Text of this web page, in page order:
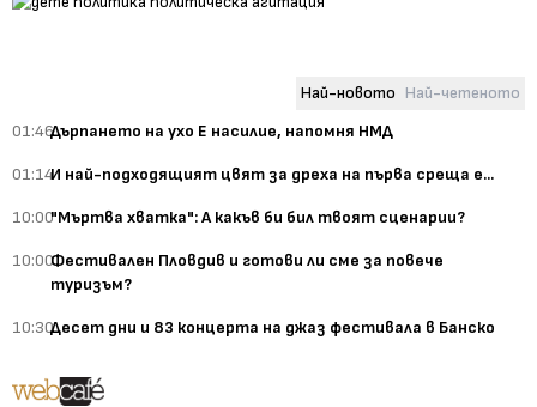
Най-новото Най-четеното
01:46Дърпането на ухо Е насилие, напомня НМД
01:14И най-подходящият цвят за дреха на първа среща е...
10:00"Мъртва хватка": А какъв би бил твоят сценарии?
10:00Фестивален Пловдив и готови ли сме за повече
туризъм?
10:30Десет дни и 83 концерта на джаз фестивала в Банско